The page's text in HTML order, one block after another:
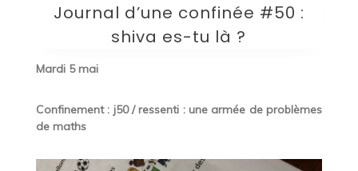
Journal d’une confinée #50 :
shiva es-tu là ?
Mardi 5 mai
Confinement : j50 / ressenti : une armée de problèmes
de maths